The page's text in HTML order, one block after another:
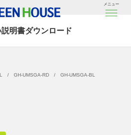
メニュー
明書ダウンロード
GH-UMSGA-RD GH-UMSGA-BL